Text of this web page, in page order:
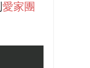
愛家團